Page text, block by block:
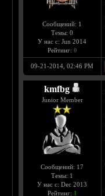
Сообщений: 1
Темы: 0
У нас с: Jun 2014
Рейтинг: 0
09-21-2014, 02:46 PM
kmfbg
Junior Member
Сообщений: 17
Темы: 1
У нас с: Dec 2013
Рейтинг: 1